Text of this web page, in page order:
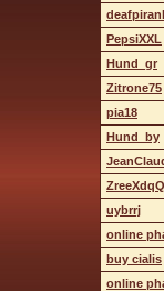
PepsiXXL
Hund_gr
Zitrone75
pia18
Hund_by
uybrrj
online
buy cialis
online